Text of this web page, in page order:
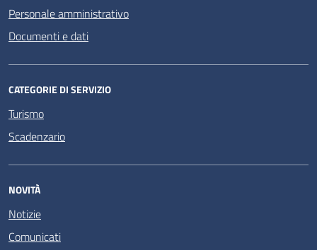
Personale amministrativo
Documenti e dati
CATEGORIE DI SERVIZIO
Turismo
Scadenzario
NOVITÀ
Notizie
Comunicati